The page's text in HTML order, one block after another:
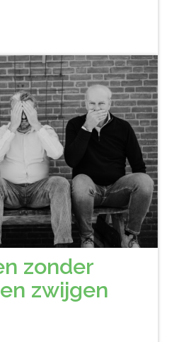
zonder
zwijgen